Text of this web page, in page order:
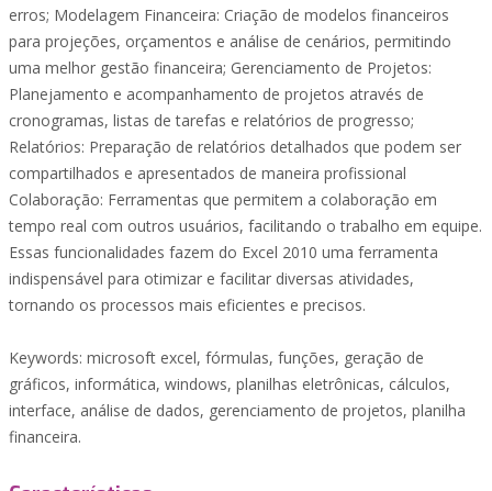
erros; Modelagem Financeira: Criação de modelos financeiros
para projeções, orçamentos e análise de cenários, permitindo
uma melhor gestão financeira; Gerenciamento de Projetos:
Planejamento e acompanhamento de projetos através de
cronogramas, listas de tarefas e relatórios de progresso;
Relatórios: Preparação de relatórios detalhados que podem ser
compartilhados e apresentados de maneira profissional
Colaboração: Ferramentas que permitem a colaboração em
tempo real com outros usuários, facilitando o trabalho em equipe.
Essas funcionalidades fazem do Excel 2010 uma ferramenta
indispensável para otimizar e facilitar diversas atividades,
tornando os processos mais eficientes e precisos.
Keywords: microsoft excel, fórmulas, funções, geração de
gráficos, informática, windows, planilhas eletrônicas, cálculos,
interface, análise de dados, gerenciamento de projetos, planilha
financeira.